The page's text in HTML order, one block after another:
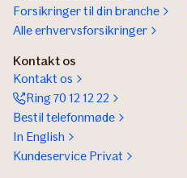
Forsikringer til din branche
Alle erhvervsforsikringer
Kontakt os
Kontakt os
Ring 70 12 12 22
Bestil telefonmøde
In English
Kundeservice Privat